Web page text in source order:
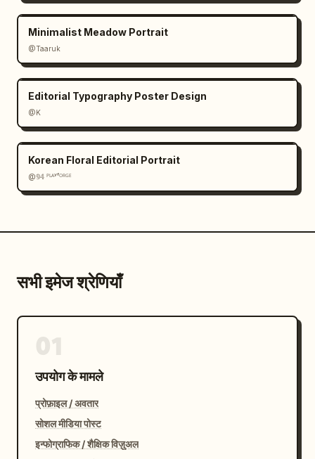
Minimalist Meadow Portrait
@Taaruk
Editorial Typography Poster Design
@K
Korean Floral Editorial Portrait
@𝟡𝟜 ᴾᴸᴬʸᶠᴼᴿᴳᴱ
सभी इमेज श्रेणियाँ
उपयोग के मामले
प्रोफ़ाइल / अवतार
सोशल मीडिया पोस्ट
इन्फोग्राफिक / शैक्षिक विज़ुअल